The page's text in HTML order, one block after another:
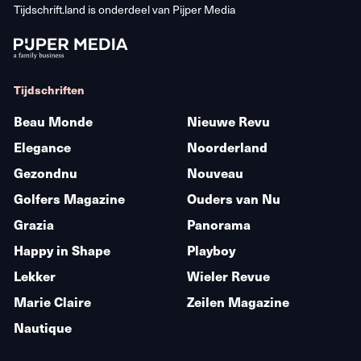
Tijdschrift.land is onderdeel van Pijper Media
Tijdschriften
Beau Monde
Elegance
Gezondnu
Golfers Magazine
Grazia
Happy in Shape
Lekker
Marie Claire
Nautique
Nieuwe Revu
Noorderland
Nouveau
Ouders van Nu
Panorama
Playboy
Wieler Revue
Zeilen Magazine